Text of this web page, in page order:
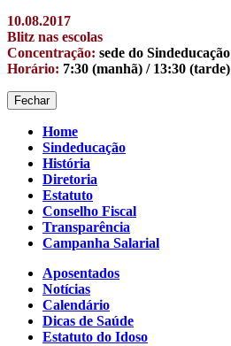
10.08.2017
Blitz nas escolas
Concentração: sede do Sindeducação
Horário: 7:30 (manhã) / 13:30 (tarde)
Fechar
Home
Sindeducação
História
Diretoria
Estatuto
Conselho Fiscal
Transparência
Campanha Salarial
Aposentados
Notícias
Calendário
Dicas de Saúde
Estatuto do Idoso